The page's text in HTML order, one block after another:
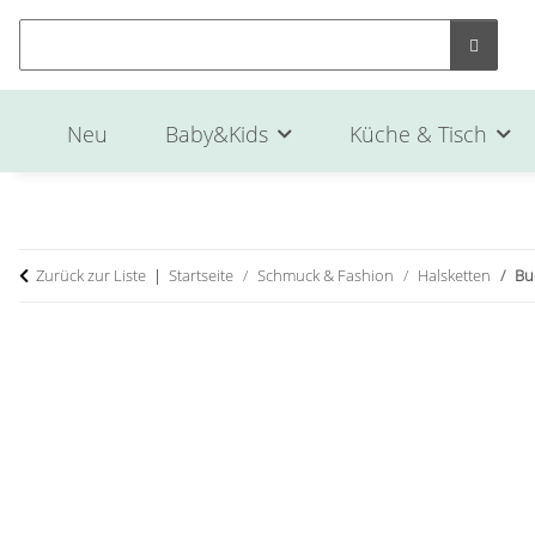
Neu Baby&Kids Küche & Tisch
Zurück zur Liste Startseite Schmuck & Fashion Halsketten